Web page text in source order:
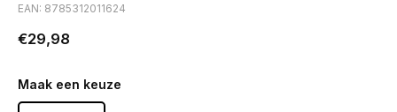
EAN: 8785312011624
€29,98
Maak een keuze